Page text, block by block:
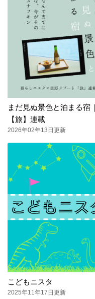
まだ見ぬ景色と泊まる宿｜
【旅】連載
2026年02年13日更新
こどもニスタ
2025年11年17日更新